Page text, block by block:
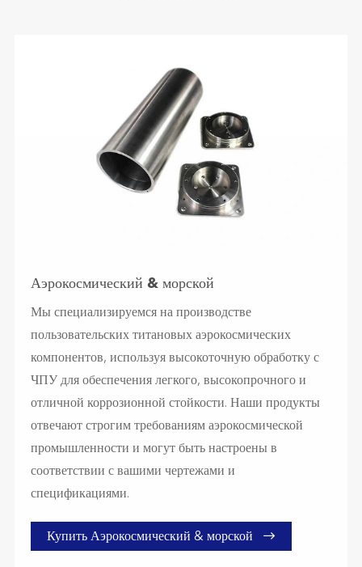
Аэрокосмический & морской
Мы специализируемся на производстве
пользовательских титановых аэрокосмических
компонентов, используя высокоточную обработку с
ЧПУ для обеспечения легкого, высокопрочного и
отличной коррозионной стойкости. Наши продукты
отвечают строгим требованиям аэрокосмической
промышленности и могут быть настроены в
соответствии с вашими чертежами и
спецификациями.
Купить Аэрокосмический & морской 